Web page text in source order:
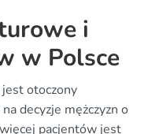
i
w Polsce
otoczony
decyzje mężczyzn o
pacjentów jest